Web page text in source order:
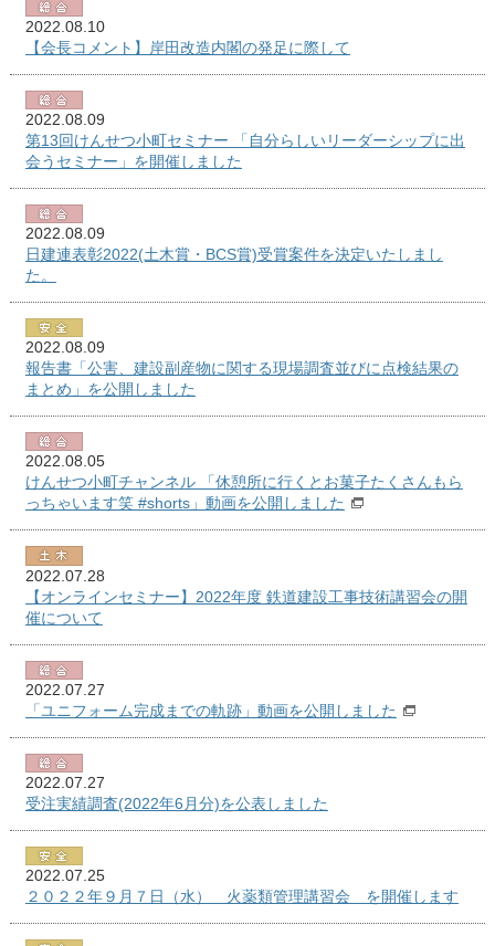
2022.08.10
【会長コメント】岸田改造内閣の発足に際して
2022.08.09
第13回けんせつ小町セミナー 「自分らしいリーダーシップに出
会うセミナー」を開催しました
2022.08.09
日建連表彰2022(土木賞・BCS賞)受賞案件を決定いたしまし
た。
2022.08.09
報告書「公害、建設副産物に関する現場調査並びに点検結果の
まとめ」を公開しました
2022.08.05
けんせつ小町チャンネル 「休憩所に行くとお菓子たくさんもら
っちゃいます笑 #shorts」動画を公開しました
2022.07.28
【オンラインセミナー】2022年度 鉄道建設工事技術講習会の開
催について
2022.07.27
「ユニフォーム完成までの軌跡」動画を公開しました
2022.07.27
受注実績調査(2022年6月分)を公表しました
2022.07.25
２０２２年９月７日（水） 火薬類管理講習会 を開催します